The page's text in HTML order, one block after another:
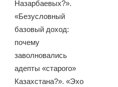
Назарбаевых?».
«Безусловный
базовый доход:
почему
заволновались
адепты «старого»
Казахстана?». «Эхо